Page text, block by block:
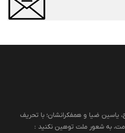
یاسین ضیا و همفکرانشان؛ با تحریف
به شعور ملت توهین نکنید :